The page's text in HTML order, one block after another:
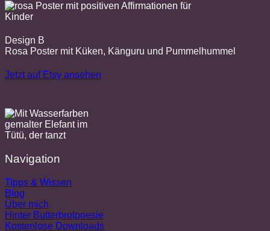
Design B
Rosa Poster mit Küken, Känguru und Pummelhummel
Jetzt auf Etsy ansehen
Navigation
Tipps & Wissen
Blog
Über mich
Hinter Butterbrotpoesie
Kostenlose Downloads